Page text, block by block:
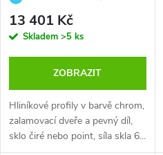
čiré nebo point
13 401 Kč
Skladem >5 ks
ZOBRAZIT
Hliníkové profily v barvě chrom,
zalamovací dveře a pevný díl,
sklo čiré nebo point, síla skla 6...